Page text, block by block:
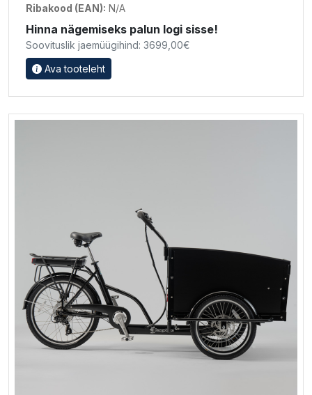
Ribakood (EAN): N/A
Hinna nägemiseks palun logi sisse!
Soovituslik jaemüügihind: 3699,00€
Ava tooteleht